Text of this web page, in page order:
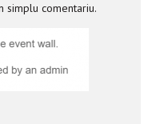
simplu comentariu.